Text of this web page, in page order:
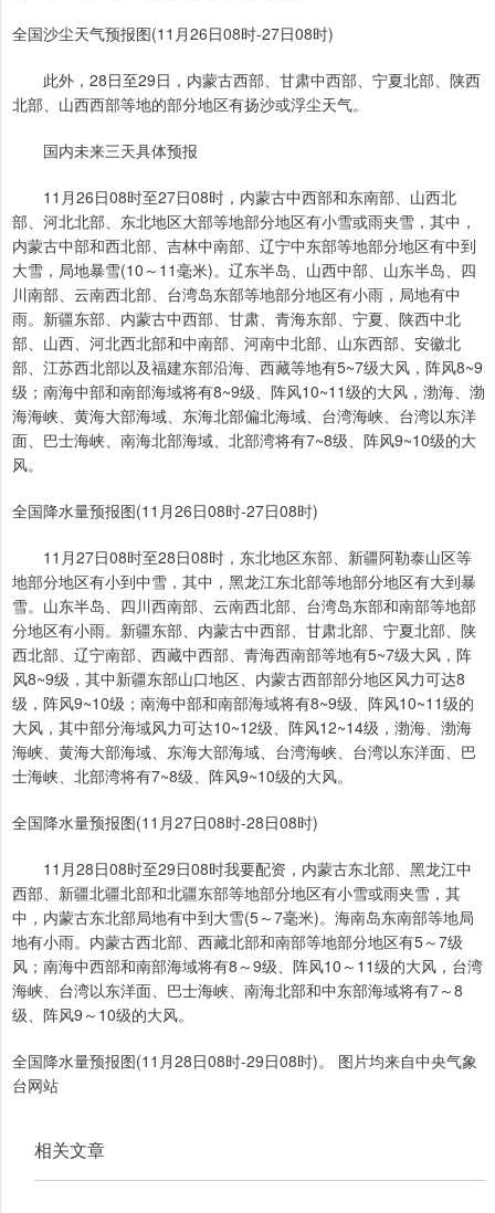
全国沙尘天气预报图(11月26日08时-27日08时)
此外，28日至29日，内蒙古西部、甘肃中西部、宁夏北部、陕西
北部、山西西部等地的部分地区有扬沙或浮尘天气。
国内未来三天具体预报
11月26日08时至27日08时，内蒙古中西部和东南部、山西北
部、河北北部、东北地区大部等地部分地区有小雪或雨夹雪，其中，
内蒙古中部和西北部、吉林中南部、辽宁中东部等地部分地区有中到
大雪，局地暴雪(10～11毫米)。辽东半岛、山西中部、山东半岛、四
川南部、云南西北部、台湾岛东部等地部分地区有小雨，局地有中
雨。新疆东部、内蒙古中西部、甘肃、青海东部、宁夏、陕西中北
部、山西、河北西北部和中南部、河南中北部、山东西部、安徽北
部、江苏西北部以及福建东部沿海、西藏等地有5~7级大风，阵风8~9
级；南海中部和南部海域将有8~9级、阵风10~11级的大风，渤海、渤
海海峡、黄海大部海域、东海北部偏北海域、台湾海峡、台湾以东洋
面、巴士海峡、南海北部海域、北部湾将有7~8级、阵风9~10级的大
风。
全国降水量预报图(11月26日08时-27日08时)
11月27日08时至28日08时，东北地区东部、新疆阿勒泰山区等
地部分地区有小到中雪，其中，黑龙江东北部等地部分地区有大到暴
雪。山东半岛、四川西南部、云南西北部、台湾岛东部和南部等地部
分地区有小雨。新疆东部、内蒙古中西部、甘肃北部、宁夏北部、陕
西北部、辽宁南部、西藏中西部、青海西南部等地有5~7级大风，阵
风8~9级，其中新疆东部山口地区、内蒙古西部部分地区风力可达8
级，阵风9~10级；南海中部和南部海域将有8~9级、阵风10~11级的
大风，其中部分海域风力可达10~12级、阵风12~14级，渤海、渤海
海峡、黄海大部海域、东海大部海域、台湾海峡、台湾以东洋面、巴
士海峡、北部湾将有7~8级、阵风9~10级的大风。
全国降水量预报图(11月27日08时-28日08时)
11月28日08时至29日08时我要配资，内蒙古东北部、黑龙江中
西部、新疆北疆北部和北疆东部等地部分地区有小雪或雨夹雪，其
中，内蒙古东北部局地有中到大雪(5～7毫米)。海南岛东南部等地局
地有小雨。内蒙古西北部、西藏北部和南部等地部分地区有5～7级
风；南海中西部和南部海域将有8～9级、阵风10～11级的大风，台湾
海峡、台湾以东洋面、巴士海峡、南海北部和中东部海域将有7～8
级、阵风9～10级的大风。
全国降水量预报图(11月28日08时-29日08时)。 图片均来自中央气象
台网站
相关文章